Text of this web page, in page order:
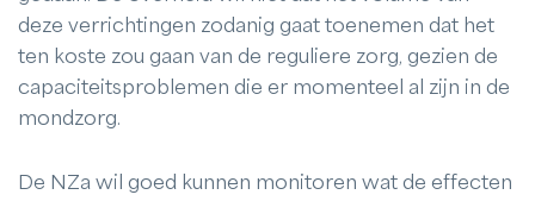
deze verrichtingen zodanig gaat toenemen dat het
ten koste zou gaan van de reguliere zorg, gezien de
capaciteitsproblemen die er momenteel al zijn in de
mondzorg.
De NZa wil goed kunnen monitoren wat de effecten